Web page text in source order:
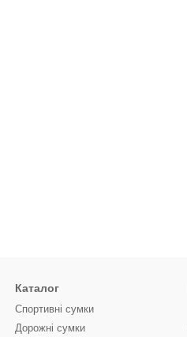
Каталог
Спортивні сумки
Дорожні сумки